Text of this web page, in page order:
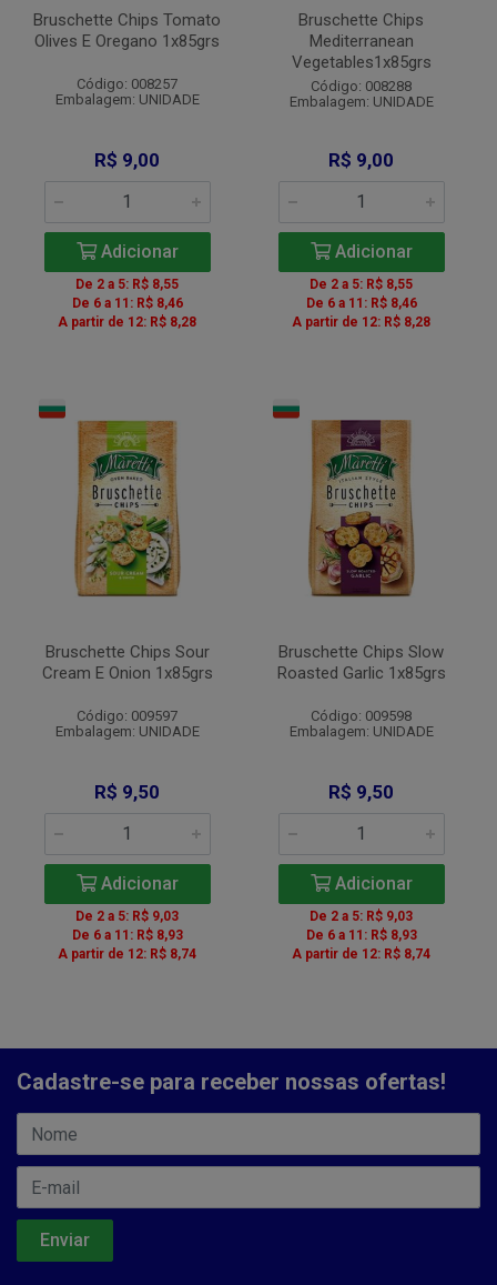
Bruschette Chips Tomato
Olives E Oregano 1x85grs
Código: 008257
Embalagem: UNIDADE
R$ 9,00
Adicionar
De 2 a 5: R$ 8,55
De 6 a 11: R$ 8,46
A partir de 12: R$ 8,28
Bruschette Chips
Mediterranean
Vegetables1x85grs
Código: 008288
Embalagem: UNIDADE
R$ 9,00
Adicionar
De 2 a 5: R$ 8,55
De 6 a 11: R$ 8,46
A partir de 12: R$ 8,28
Bruschette Chips Sour
Cream E Onion 1x85grs
Código: 009597
Embalagem: UNIDADE
R$ 9,50
Adicionar
De 2 a 5: R$ 9,03
De 6 a 11: R$ 8,93
A partir de 12: R$ 8,74
Bruschette Chips Slow
Roasted Garlic 1x85grs
Código: 009598
Embalagem: UNIDADE
R$ 9,50
Adicionar
De 2 a 5: R$ 9,03
De 6 a 11: R$ 8,93
A partir de 12: R$ 8,74
Cadastre-se para receber nossas ofertas!